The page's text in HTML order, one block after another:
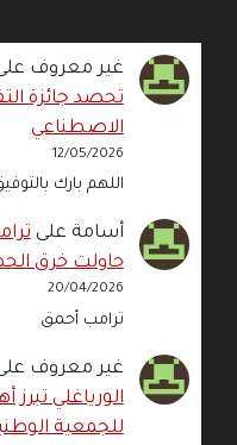
غير معروف
الاصطناعي
12/05/2026
اللهم بارك
أسامة على
حاولت خرق
20/04/2026
ترامب أحمق
غير معروف
الورياغلي
للجمعية